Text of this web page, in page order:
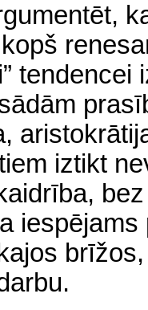
iztikt
iespējams